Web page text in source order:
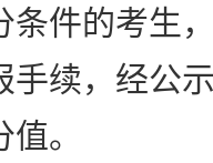
件的考生，
手续，经公
。